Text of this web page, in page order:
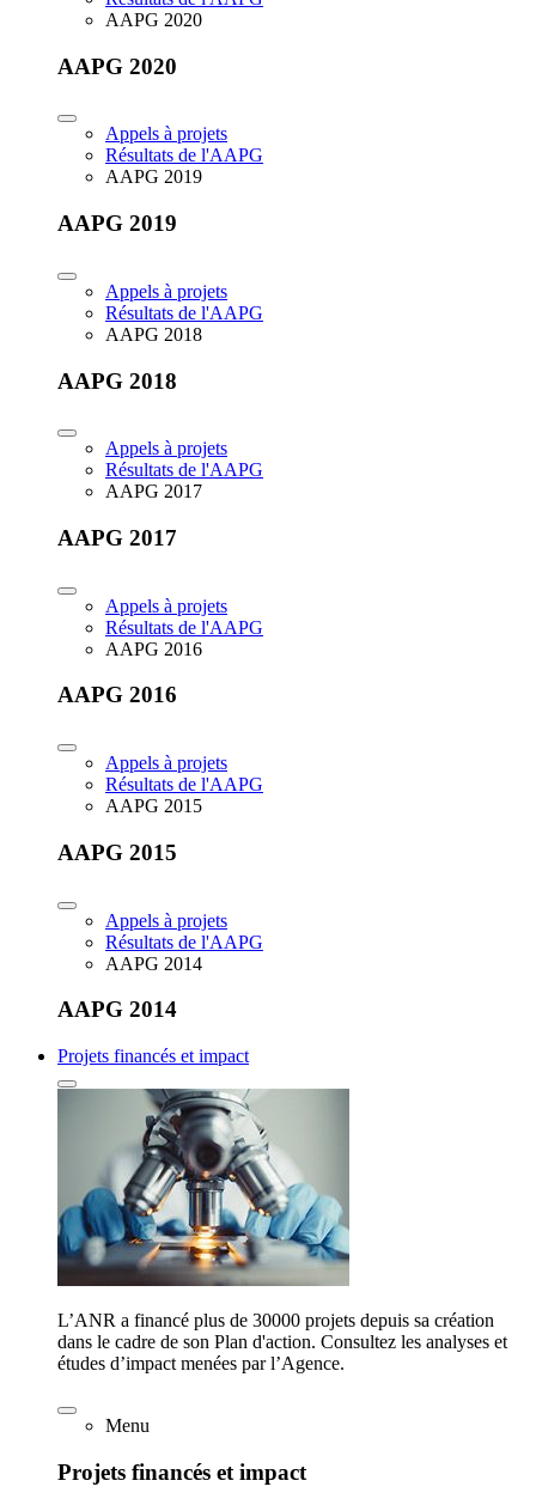
AAPG 2020
AAPG 2020
Appels à projets
Résultats de l'AAPG
AAPG 2019
AAPG 2019
Appels à projets
Résultats de l'AAPG
AAPG 2018
AAPG 2018
Appels à projets
Résultats de l'AAPG
AAPG 2017
AAPG 2017
Appels à projets
Résultats de l'AAPG
AAPG 2016
AAPG 2016
Appels à projets
Résultats de l'AAPG
AAPG 2015
AAPG 2015
Appels à projets
Résultats de l'AAPG
AAPG 2014
AAPG 2014
Projets financés et impact
L’ANR a financé plus de 30000 projets depuis sa création
dans le cadre de son Plan d'action. Consultez les analyses et
études d’impact menées par l’Agence.
Menu
Projets financés et impact